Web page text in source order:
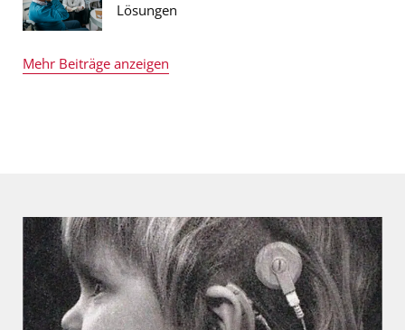
Lösungen
Mehr Beiträge anzeigen